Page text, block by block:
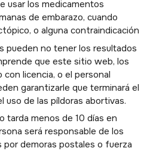
usar los medicamentos
de embarazo, cuando
o alguna contraindicación
pueden no tener los resultados
que este sitio web, los
licencia, o el personal
garantizarle que terminará el
uso de las píldoras abortivas.
tarda menos de 10 días en
será responsable de los
demoras postales o fuerza